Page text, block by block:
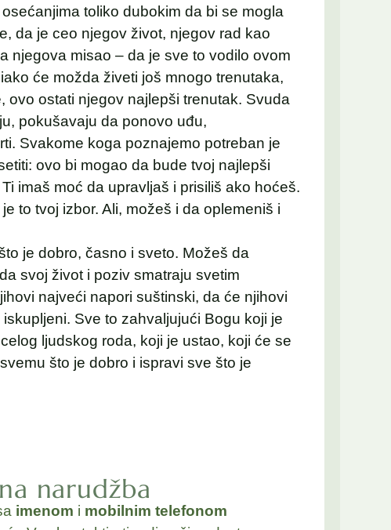
toliko dubokim da bi se mogla
da je ceo njegov život, njegov rad kao
njegova misao – da je sve to vodilo ovom
će možda živeti još mnogo trenutaka,
ovo ostati njegov najlepši trenutak. Svuda
pokušavaju da ponovo uđu,
Svakome koga poznajemo potreban je
ovo bi mogao da bude tvoj najlepši
imaš moć da upravljaš i prisiliš ako hoćeš.
to tvoj izbor. Ali, možeš i da oplemeniš i
je dobro, časno i sveto. Možeš da
svoj život i poziv smatraju svetim
najveći napori suštinski, da će njihovi
Sve to zahvaljujući Bogu koji je
ljudskog roda, koji je ustao, koji će se
što je dobro i ispravi sve što je
narudžba
imenom i mobilnim telefonom